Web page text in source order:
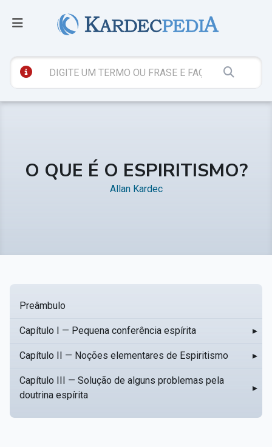
O QUE É O ESPIRITISMO?
Allan Kardec
Preâmbulo
Capítulo I — Pequena conferência espírita ▸
Capítulo II — Noções elementares de Espiritismo ▸
Capítulo III — Solução de alguns problemas pela
doutrina espírita
▸